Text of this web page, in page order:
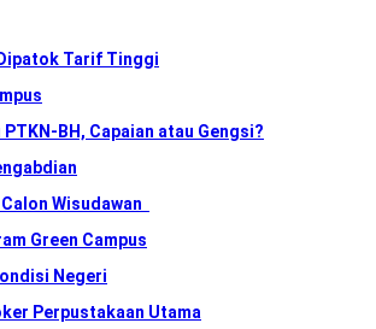
Tarif Tinggi
BH, Capaian atau Gengsi?
Wisudawan
Green Campus
Negeri
Perpustakaan Utama